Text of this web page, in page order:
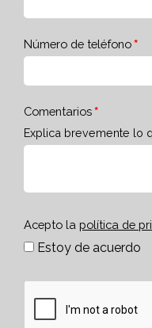
Número de teléfono
Comentarios
Explica brevemente lo
Acepto la política de
Estoy de acuerdo